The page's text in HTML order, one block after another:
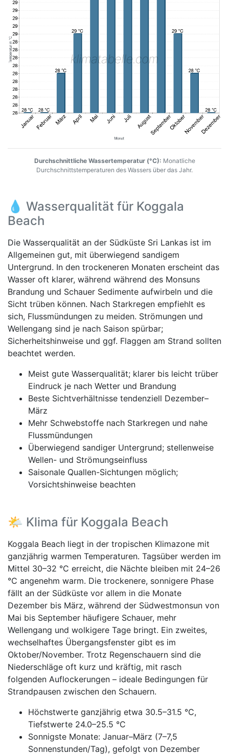
Durchschnittliche Wassertemperatur (°C): Monatliche
Durchschnittstemperaturen des Wassers über das Jahr.
💧 Wasserqualität für Koggala
Beach
Die Wasserqualität an der Südküste Sri Lankas ist im
Allgemeinen gut, mit überwiegend sandigem
Untergrund. In den trockeneren Monaten erscheint das
Wasser oft klarer, während während des Monsuns
Brandung und Schauer Sedimente aufwirbeln und die
Sicht trüben können. Nach Starkregen empfiehlt es
sich, Flussmündungen zu meiden. Strömungen und
Wellengang sind je nach Saison spürbar;
Sicherheitshinweise und ggf. Flaggen am Strand sollten
beachtet werden.
Meist gute Wasserqualität; klarer bis leicht trüber
Eindruck je nach Wetter und Brandung
Beste Sichtverhältnisse tendenziell Dezember–
März
Mehr Schwebstoffe nach Starkregen und nahe
Flussmündungen
Überwiegend sandiger Untergrund; stellenweise
Wellen- und Strömungseinfluss
Saisonale Quallen-Sichtungen möglich;
Vorsichtshinweise beachten
🌤️ Klima für Koggala Beach
Koggala Beach liegt in der tropischen Klimazone mit
ganzjährig warmen Temperaturen. Tagsüber werden im
Mittel 30–32 °C erreicht, die Nächte bleiben mit 24–26
°C angenehm warm. Die trockenere, sonnigere Phase
fällt an der Südküste vor allem in die Monate
Dezember bis März, während der Südwestmonsun von
Mai bis September häufigere Schauer, mehr
Wellengang und wolkigere Tage bringt. Ein zweites,
wechselhaftes Übergangsfenster gibt es im
Oktober/November. Trotz Regenschauern sind die
Niederschläge oft kurz und kräftig, mit rasch
folgenden Auflockerungen – ideale Bedingungen für
Strandpausen zwischen den Schauern.
Höchstwerte ganzjährig etwa 30.5–31.5 °C,
Tiefstwerte 24.0–25.5 °C
Sonnigste Monate: Januar–März (7–7,5
Sonnenstunden/Tag), gefolgt von Dezember